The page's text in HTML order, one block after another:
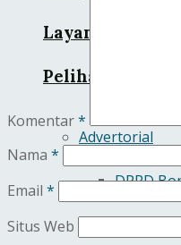
Layani Lebih
Peliharaan pada
Advertorial
DPRD
Pupuk
Komentar*
Nama *
Email *
Situs Web